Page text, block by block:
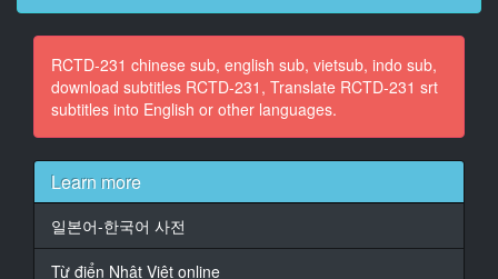
At 00:02:08,000, Character said: すいません ちょっと
時間いいですか
12
At 00:02:14,400, Character said: 二人で飲みに行くカ
ップルさんでよろしかったですか
13
At 00:02:20,800, Character said: 限定で簡単なゲーム
きるチャンスがあるんですけど
RCTD-231 chinese sub, english sub, vietsub, indo sub,
download subtitles RCTD-231, Translate RCTD-231 srt
subtitles into English or other languages.
Learn more
일본어-한국어 사전
Từ điển Nhật Việt online